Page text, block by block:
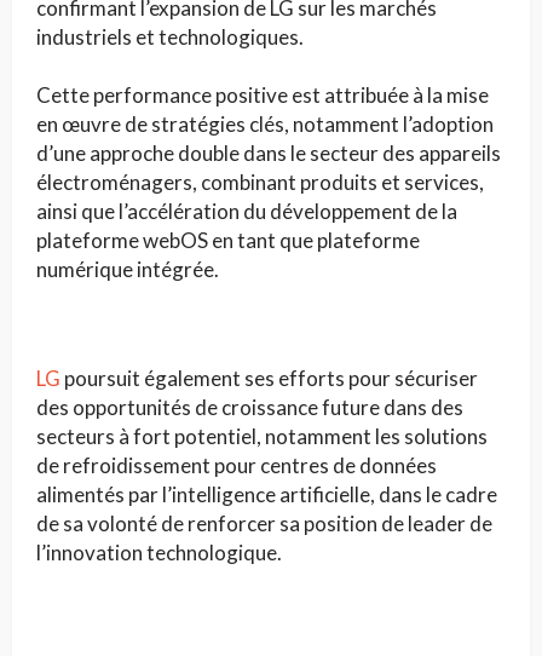
confirmant l’expansion de LG sur les marchés
industriels et technologiques.
Cette performance positive est attribuée à la mise
en œuvre de stratégies clés, notamment l’adoption
d’une approche double dans le secteur des appareils
électroménagers, combinant produits et services,
ainsi que l’accélération du développement de la
plateforme webOS en tant que plateforme
numérique intégrée.
LG poursuit également ses efforts pour sécuriser
des opportunités de croissance future dans des
secteurs à fort potentiel, notamment les solutions
de refroidissement pour centres de données
alimentés par l’intelligence artificielle, dans le cadre
de sa volonté de renforcer sa position de leader de
l’innovation technologique.